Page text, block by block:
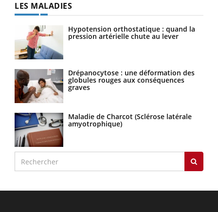
LES MALADIES
Hypotension orthostatique : quand la
pression artérielle chute au lever
Drépanocytose : une déformation des
globules rouges aux conséquences
graves
Maladie de Charcot (Sclérose latérale
amyotrophique)